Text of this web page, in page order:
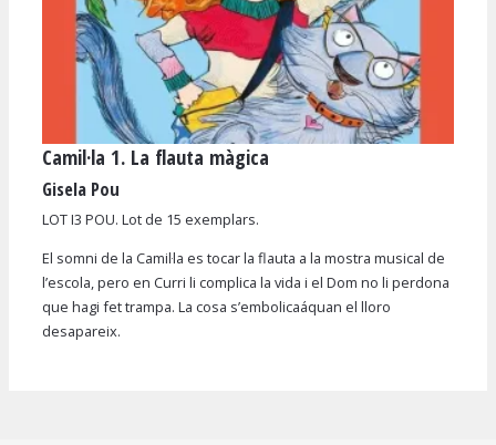
Diapositiva 1 de 1
Camil·la 1. La flauta màgica
Gisela Pou
LOT I3 POU. Lot de 15 exemplars.
El somni de la Camil·la es tocar la flauta a la mostra musical de
l’escola, pero en Curri li complica la vida i el Dom no li perdona
que hagi fet trampa. La cosa s’embolicaáquan el lloro
desapareix.